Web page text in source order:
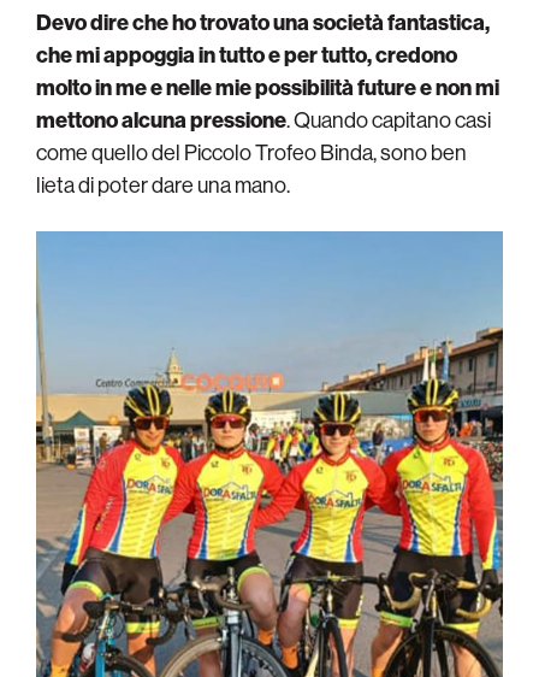
Devo dire che ho trovato una società fantastica,
che mi appoggia in tutto e per tutto, credono
molto in me e nelle mie possibilità future e non mi
mettono alcuna pressione. Quando capitano casi
come quello del Piccolo Trofeo Binda, sono ben
lieta di poter dare una mano.